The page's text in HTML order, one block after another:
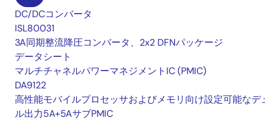
DC/DCコンバータ
ISL80031
3A同期整流降圧コンバータ、2x2 DFNパッケージ
データシート
マルチチャネルパワーマネジメントIC (PMIC)
DA9122
高性能モバイルプロセッサおよびメモリ向け設定可能なデ
ル出力5A+5AサブPMIC